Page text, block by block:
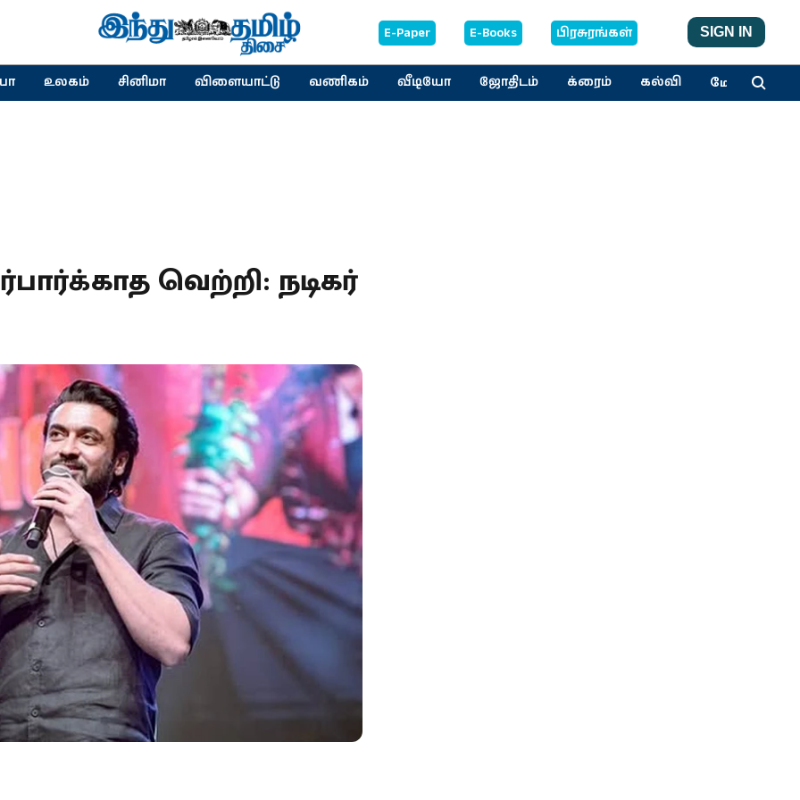
E-Paper E-Books பிரசுரங்கள் SIGN IN
உலகம் சினிமா விளையாட்டு வணிகம் வீடியோ ஜோதிடம் க்ரைம் கல்வி மேலும்
வெற்றி: நடிகர்